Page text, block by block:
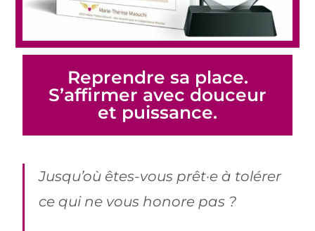
Reprendre sa place.
S’affirmer avec douceur
et puissance.
Jusqu’où êtes-vous prêt·e à tolérer
ce qui ne vous honore pas ?